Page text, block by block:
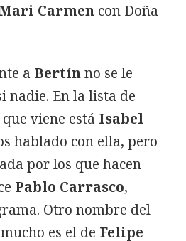
Mari Carmen con Doña
a Bertínno se le
nadie. En la lista de
viene está Isabel
hablado con ella, pero
por los que hacen
Pablo Carrasco,
Otro nombre del
es el de Felipe